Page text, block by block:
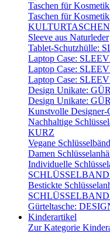
Taschen für
Taschen für
KULTURTASCHEN
Sleeve aus Naturleder
Tablet-Schutzhülle:
Laptop Case:
Laptop Case:
Laptop Case:
Design Unikate:
Design Unikate:
Kunstvolle
Nachhaltige
KURZ
Vegane
Damen
Individuelle
Bestickte
Gürteltasche:
Kinderartikel
Zur Kategorie